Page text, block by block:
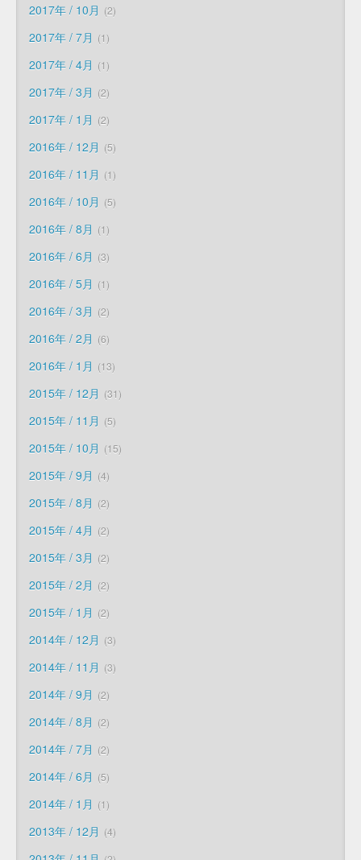
2017年 / 10月 2
2017年 / 7月 1
2017年 / 4月 1
2017年 / 3月 2
2017年 / 1月 2
2016年 / 12月 5
2016年 / 11月 1
2016年 / 10月 5
2016年 / 8月 1
2016年 / 6月 3
2016年 / 5月 1
2016年 / 3月 2
2016年 / 2月 6
2016年 / 1月 13
2015年 / 12月 31
2015年 / 11月 5
2015年 / 10月 15
2015年 / 9月 4
2015年 / 8月 2
2015年 / 4月 2
2015年 / 3月 2
2015年 / 2月 2
2015年 / 1月 2
2014年 / 12月 3
2014年 / 11月 3
2014年 / 9月 2
2014年 / 8月 2
2014年 / 7月 2
2014年 / 6月 5
2014年 / 1月 1
2013年 / 12月 4